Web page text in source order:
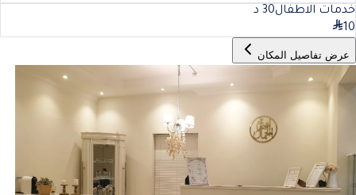
خدمات الاطفال30 د
10
عرض تفاصيل المكان